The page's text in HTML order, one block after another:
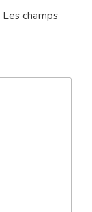
Les champs